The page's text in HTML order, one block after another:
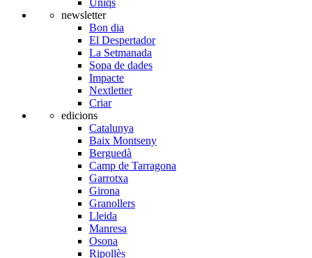
newsletter
Bon dia
El Despertador
La Setmanada
Sopa de dades
Impacte
Nextletter
Criar
edicions
Catalunya
Baix Montseny
Berguedà
Camp de Tarragona
Garrotxa
Girona
Granollers
Lleida
Manresa
Osona
Ripollès